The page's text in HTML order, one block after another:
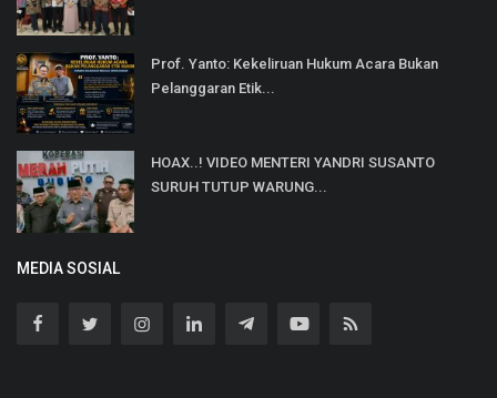
Prof. Yanto: Kekeliruan Hukum Acara Bukan
Pelanggaran Etik...
HOAX..! VIDEO MENTERI YANDRI SUSANTO
SURUH TUTUP WARUNG...
MEDIA SOSIAL